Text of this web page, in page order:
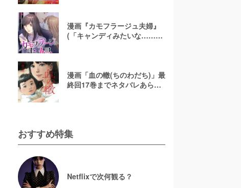
漫画『カモフラージュ夫婦』
(「キャンディみたいな……」)
漫画「血の轍(ちのわだち)」最
終回17巻までネタバレあらす
おすすめ特集
Netflixで次何観る？